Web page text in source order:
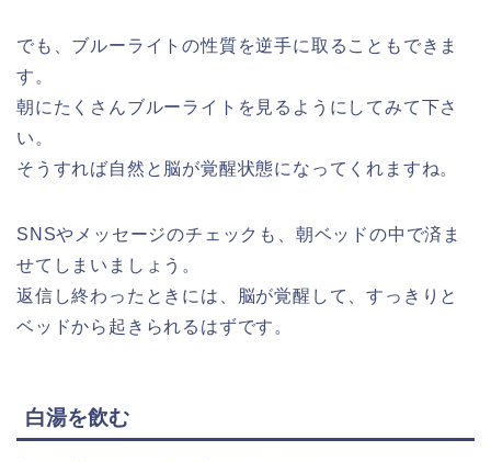
でも、ブルーライトの性質を逆手に取ることもできま
す。
朝にたくさんブルーライトを見るようにしてみて下さ
い。
そうすれば自然と脳が覚醒状態になってくれますね。
SNSやメッセージのチェックも、朝ベッドの中で済ま
せてしまいましょう。
返信し終わったときには、脳が覚醒して、すっきりと
ベッドから起きられるはずです。
白湯を飲む